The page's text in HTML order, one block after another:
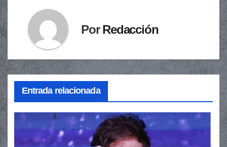
PorRedacción
Entrada relacionada